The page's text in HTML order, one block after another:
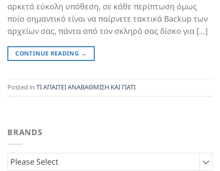
αρκετά εύκολη υπόθεση, σε κάθε περίπτωση όμως
ποίο σημαντικό είναι να παίρνετε τακτικά Backup των
αρχείων σας, πάντα από τον σκληρό σας δίσκο για […]
CONTINUE READING →
Posted in ΤΙ ΑΠΑΙΤΕΙ ΑΝΑΒΑΘΜΙΣΗ ΚΑΙ ΓΙΑΤΙ
BRANDS
Please Select